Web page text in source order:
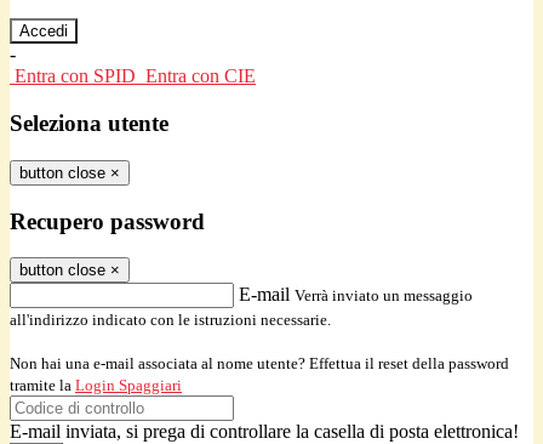
-
Entra con SPID Entra con CIE
Seleziona utente
button close ×
Recupero password
button close ×
E-mail Verrà inviato un messaggio
all'indirizzo indicato con le istruzioni necessarie.
Non hai una e-mail associata al nome utente? Effettua il reset della password
tramite la Login Spaggiari
E-mail inviata, si prega di controllare la casella di posta elettronica!